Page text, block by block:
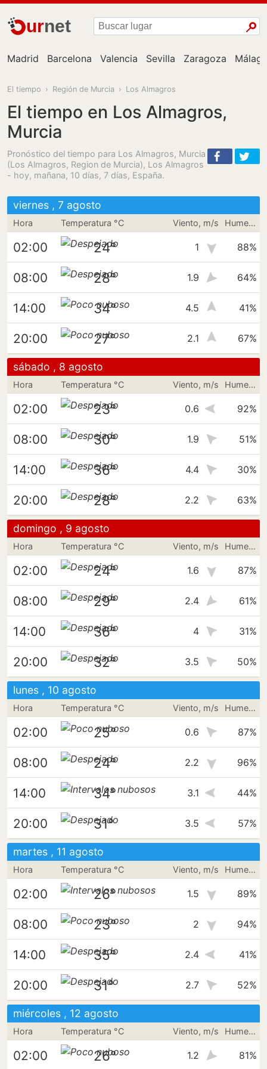
urnet
Madrid Barcelona Valencia Sevilla Zaragoza Málaga
El tiempo › Región de Murcia › Los Almagros
El tiempo en Los Almagros,
Murcia
Pronóstico del tiempo para Los Almagros, Murcia
(Los Almagros, Region de Murcia), Los Almagros
- hoy, mañana, 10 días, 7 días, España.
viernes , 7 agosto
Hora Temperatura °C Viento, m/s Humedad
02:00 24° 1 88%
08:00 28° 1.9 64%
14:00 34° 4.5 41%
20:00 27° 2.1 67%
sábado , 8 agosto
Hora Temperatura °C Viento, m/s Humedad
02:00 23° 0.6 92%
08:00 30° 1.9 51%
14:00 36° 4.4 30%
20:00 28° 2.2 63%
domingo , 9 agosto
Hora Temperatura °C Viento, m/s Humedad
02:00 24° 1.6 87%
08:00 29° 2.4 61%
14:00 36° 4 31%
20:00 32° 3.5 50%
lunes , 10 agosto
Hora Temperatura °C Viento, m/s Humedad
02:00 25° 0.6 87%
08:00 24° 2.2 96%
14:00 34° 3.1 44%
20:00 31° 3.5 57%
martes , 11 agosto
Hora Temperatura °C Viento, m/s Humedad
02:00 26° 1.5 89%
08:00 23° 2 94%
14:00 35° 2.4 41%
20:00 31° 2.7 52%
miércoles , 12 agosto
Hora Temperatura °C Viento, m/s Humedad
02:00 26° 1.2 81%